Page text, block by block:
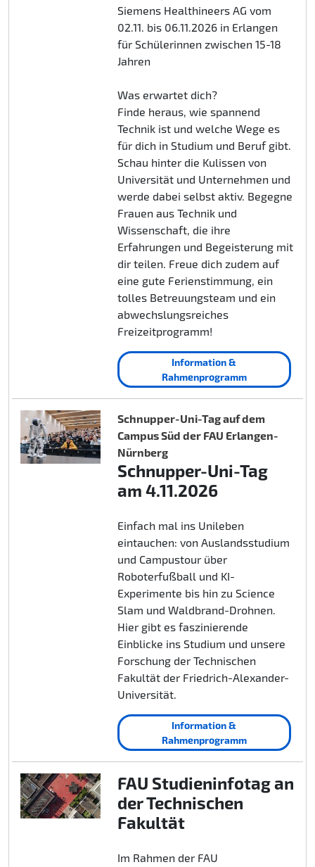
Siemens Healthineers AG vom
02.11. bis 06.11.2026 in Erlangen
für Schülerinnen zwischen 15-18
Jahren
Was erwartet dich?
Finde heraus, wie spannend
Technik ist und welche Wege es
für dich in Studium und Beruf gibt.
Schau hinter die Kulissen von
Universität und Unternehmen und
werde dabei selbst aktiv. Begegne
Frauen aus Technik und
Wissenschaft, die ihre
Erfahrungen und Begeisterung mit
dir teilen. Freue dich zudem auf
eine gute Ferienstimmung, ein
tolles Betreuungsteam und ein
abwechslungsreiches
Freizeitprogramm!
Information &
Rahmenprogramm
Schnupper-Uni-Tag auf dem
Campus Süd der FAU Erlangen-
Nürnberg
Schnupper-Uni-Tag
am 4.11.2026
Einfach mal ins Unileben
eintauchen: von Auslandsstudium
und Campustour über
Roboterfußball und KI-
Experimente bis hin zu Science
Slam und Waldbrand-Drohnen.
Hier gibt es faszinierende
Einblicke ins Studium und unsere
Forschung der Technischen
Fakultät der Friedrich-Alexander-
Universität.
Information &
Rahmenprogramm
FAU Studieninfotag an
der Technischen
Fakultät
Im Rahmen der FAU